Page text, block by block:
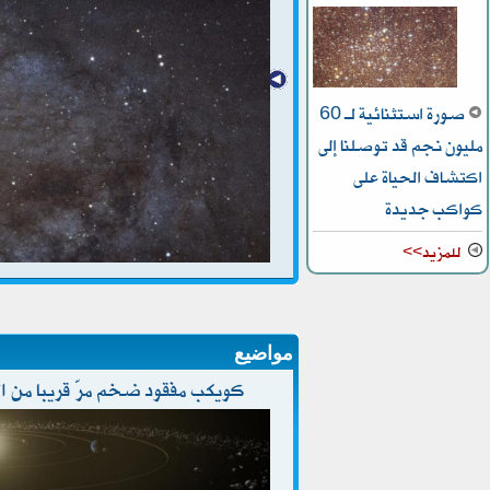
صورة استثنائية لـ 60
مليون نجم قد توصلنا إلى
اكتشاف الحياة على
كواكب جديدة
للمزيد>>
مواضيع
كويكب مفقود ضخم مرّ قريبا من